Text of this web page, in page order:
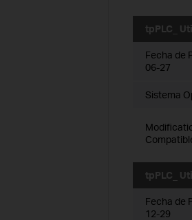
tpPLC_
Fecha de
06-27
Sistema
tpPLC_
Fecha de
12-29